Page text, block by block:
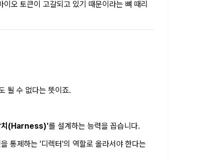
오 토큰이 고갈되고 있기 때문이라는 뼈 때리
될 수 없다는 뜻이죠.
치(Harness)'를 설계하는 능력을 꼽습니다.
통제하는 '디렉터'의 역할로 올라서야 한다는